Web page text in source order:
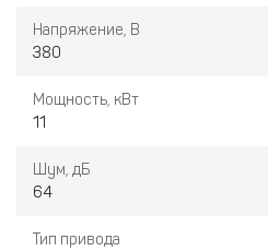
Напряжение, В
380
Мощность, кВт
11
Шум, дБ
64
Тип привода